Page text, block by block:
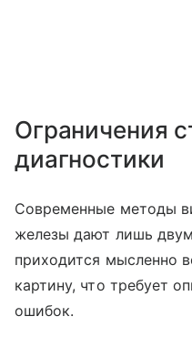
Ограничения
диагностики
Современные методы
железы дают лишь
приходится мысленно
картину, что требует
ошибок.